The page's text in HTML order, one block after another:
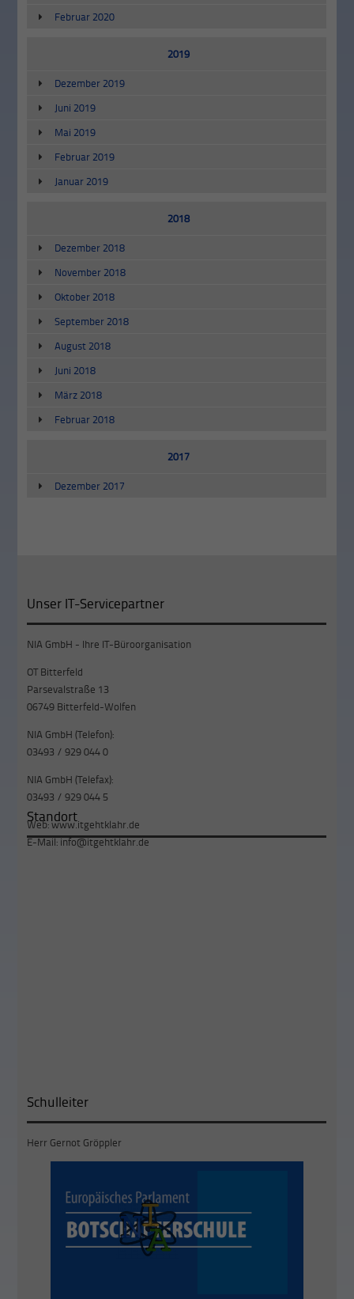
Februar 2020
2019
Dezember 2019
Juni 2019
Mai 2019
Februar 2019
Januar 2019
2018
Dezember 2018
November 2018
Oktober 2018
September 2018
August 2018
Juni 2018
März 2018
Februar 2018
2017
Dezember 2017
Unser IT-Servicepartner
NIA GmbH - Ihre IT-Büroorganisation
OT Bitterfeld
Parsevalstraße 13
06749 Bitterfeld-Wolfen
NIA GmbH (Telefon):
03493 / 929 044 0
NIA GmbH (Telefax):
03493 / 929 044 5
Web:www.itgehtklahr.de
E-Mail:info@itgehtklahr.de
Standort
Schulleiter
Herr Gernot Gröppler